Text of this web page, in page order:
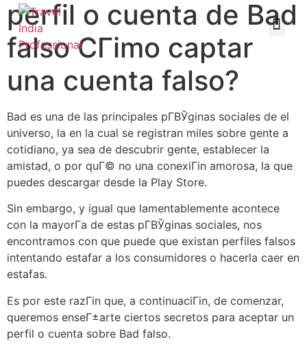
perfil o cuenta de Bad
falso CГіmo captar
una cuenta falso?
Bad es una de las principales pГ­ВЎginas sociales de el
universo, la en la cual se registran miles sobre gente a
cotidiano, ya sea de descubrir gente, establecer la
amistad, o por quГ© no una conexiГіn amorosa, la que
puedes descargar desde la Play Store.
Sin embargo, y igual que lamentablemente acontece
con la mayorГ­a de estas pГ­ВЎginas sociales, nos
encontramos con que puede que existan perfiles falsos
intentando estafar a los consumidores o hacerla caer en
estafas.
Es por este razГіn que, a continuaciГіn, de comenzar,
queremos enseГ±arte ciertos secretos para aceptar un
perfil o cuenta sobre Bad falso.